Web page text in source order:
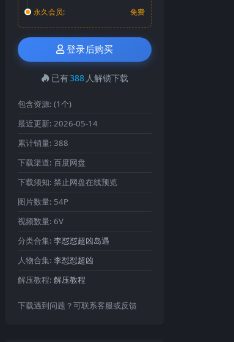
永久会员:
免费
登录后购买
已有388 人解锁下载
包含资源: (1个)
最近更新: 2026-05-14
累计销量: 388
下载渠道: 百度网盘
下载须知: 禁止网盘在线预览
图片数量: 54P
视频数量: 6V
分类合集: 李怼怼超凶岛遇
人物合集: 李怼怼超凶
解压教程: 解压教程
下载遇到问题？可联系客服或反馈